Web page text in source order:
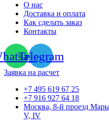
О нас
Доставка и оплата
Как сделать заказ
Контакты
Telegram
Заявка на расчет
+7 495 619 67 25
+7 916 927 64 18
Москва, 8-й проезд
V, IV